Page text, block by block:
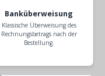
Banküberweisung
Klassische Überweisung des
Rechnungsbetrags nach der
Bestellung.